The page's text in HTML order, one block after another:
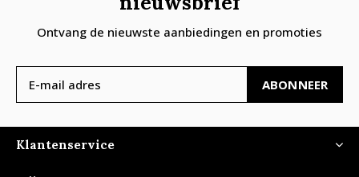
Ontvang de nieuwste aanbiedingen en promoties
ABONNEER
Klantenservice